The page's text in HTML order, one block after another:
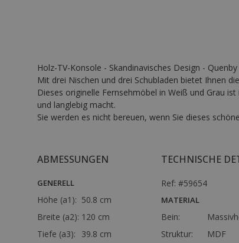
Holz-TV-Konsole - Skandinavisches Design - Quenby
Mit drei Nischen und drei Schubladen bietet Ihnen
Dieses originelle Fernsehmöbel in Weiß und Grau
und langlebig macht.
Sie werden es nicht bereuen, wenn Sie dieses
ABMESSUNGEN
GENERELL
Höhe (a1): 50.8 cm
Breite (a2): 120 cm
Tiefe (a3):
39.8 cm
TECHNISCHE
Ref: #59654
MATERIAL
Bein:
Struktur:
MDF